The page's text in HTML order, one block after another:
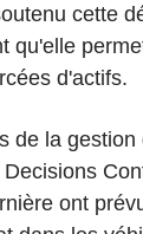
cette
qu'elle
d'actifs.
de la
ont